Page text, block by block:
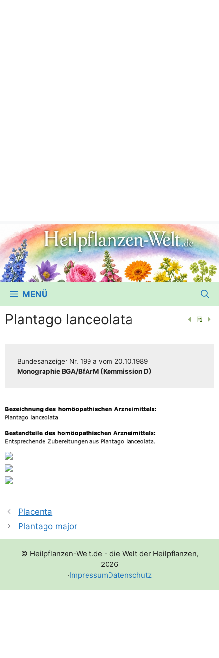
MENÜ
Plantago lanceolata
Bun­des­an­zei­ger Nr. 199 a vom 20.10.1989
Mono­gra­phie BGA/​​BfArM (Kom­mis­si­on D)
Placenta
Plantago major
© Heilpflanzen-Welt.de - die Welt der Heilpflanzen,
2026
·ImpressumDatenschutz